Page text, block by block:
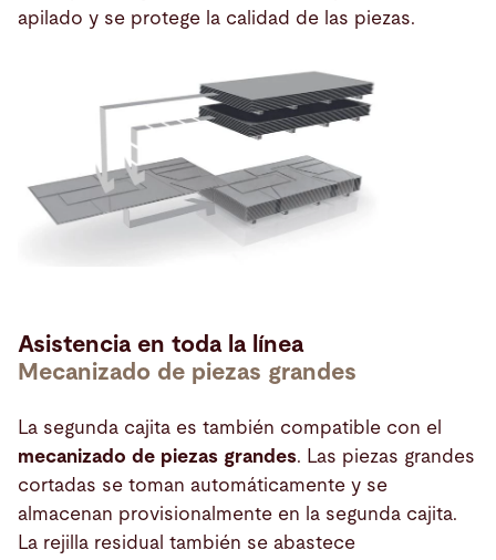
apilado y se protege la calidad de las piezas.
Asistencia en toda la línea
Mecanizado de piezas grandes
La segunda cajita es también compatible con el
mecanizado de piezas grandes. Las piezas grandes
cortadas se toman automáticamente y se
almacenan provisionalmente en la segunda cajita.
La rejilla residual también se abastece